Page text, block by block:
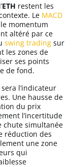
ETH restent les
Le MACD
momentum
altéré par ce
swing trading sur
les zones de
ses points
de fond.
sera l’indicateur
Une hausse de
du prix
l’incertitude
chute simultanée
réduction des
une zone
qui